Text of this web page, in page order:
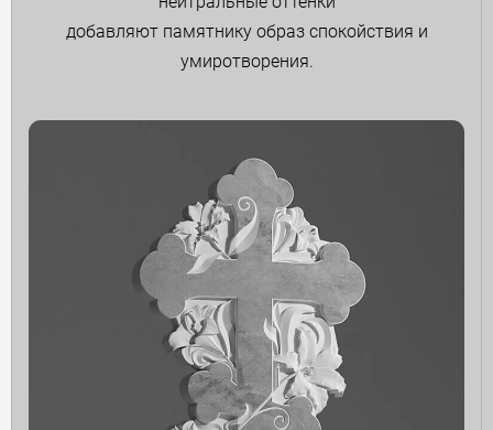
добавляют памятнику образ спокойствия и
умиротворения.